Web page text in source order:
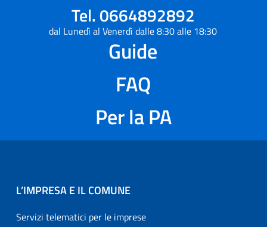
Tel. 0664892892
dal Lunedì al Venerdì dalle 8:30 alle 18:30
Guide
FAQ
Per la PA
L’IMPRESA E IL COMUNE
Servizi telematici per le imprese